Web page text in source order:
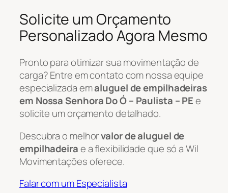
Solicite um Orçamento
Personalizado Agora Mesmo
Pronto para otimizar sua movimentação de
carga? Entre em contato com nossa equipe
especializada emaluguel de empilhadeiras
em Nossa Senhora Do Ó – Paulista – PEe
solicite um orçamento detalhado.
Descubra o melhorvalor de aluguel de
empilhadeirae a flexibilidade que só a Wil
Movimentações oferece.
Falar com um Especialista